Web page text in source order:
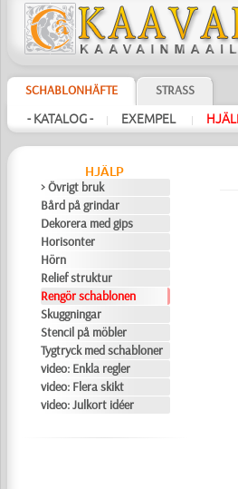
SCHABLONHÄFTE STRASS
- KATALOG - | EXEMPEL |
HJÄLP
> Övrigt bruk
Bård på grindar
Dekorera med gips
Horisonter
Hörn
Relief struktur
Rengör schablonen
Skuggningar
Stencil på möbler
Tygtryck med schabloner
video: Enkla regler
video: Flera skikt
video: Julkort idéer